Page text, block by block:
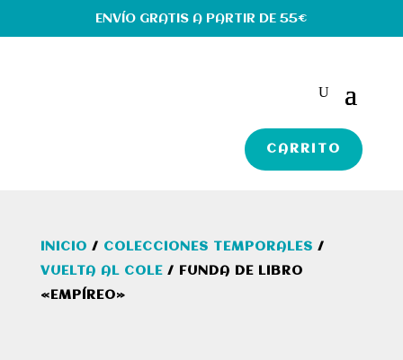
ENVÍO GRATIS A PARTIR DE 55€
CARRITO
INICIO / COLECCIONES TEMPORALES /
VUELTA AL COLE/ FUNDA DE LIBRO
«EMPÍREO»